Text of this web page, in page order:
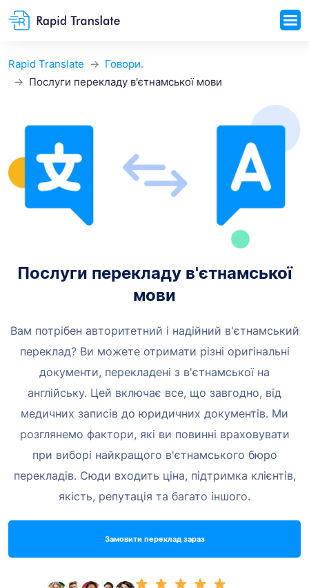
Rapid Translate
Говори.
Послуги перекладу в'єтнамської мови
Послуги перекладу в'єтнамської
мови
Вам потрібен авторитетний і надійний в'єтнамський
переклад? Ви можете отримати різні оригінальні
документи, перекладені з в'єтнамської на
англійську. Цей включає все, що завгодно, від
медичних записів до юридичних документів. Ми
розглянемо фактори, які ви повинні враховувати
при виборі найкращого в'єтнамського бюро
перекладів. Сюди входить ціна, підтримка клієнтів,
якість, репутація та багато іншого.
Замовити переклад зараз